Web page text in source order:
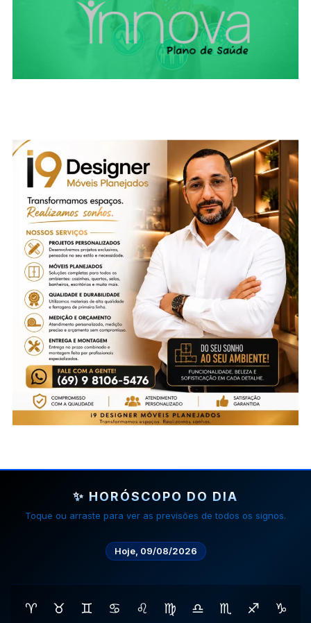
✨ HORÓSCOPO DO DIA
Toque ou arraste para ver as previsões de todos os signos.
Hoje, 09/08/2026
♈ ♉ ♊ ♋ ♌ ♍ ♎ ♏ ♐ ♑